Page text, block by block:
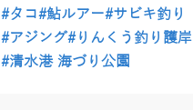
#タコ#鮎ルアー#サビキ釣り
#アジング#りんくう釣り護岸
#清水港 海づり公園